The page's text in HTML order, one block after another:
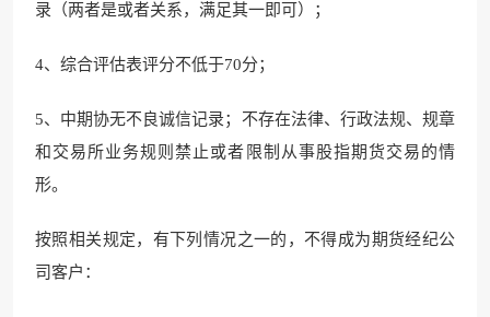
录（两者是或者关系，满足其一即可）；
4、综合评估表评分不低于70分；
5、中期协无不良诚信记录；不存在法律、行政法规、规章
和交易所业务规则禁止或者限制从事股指期货交易的情
形。
按照相关规定，有下列情况之一的，不得成为期货经纪公
司客户：